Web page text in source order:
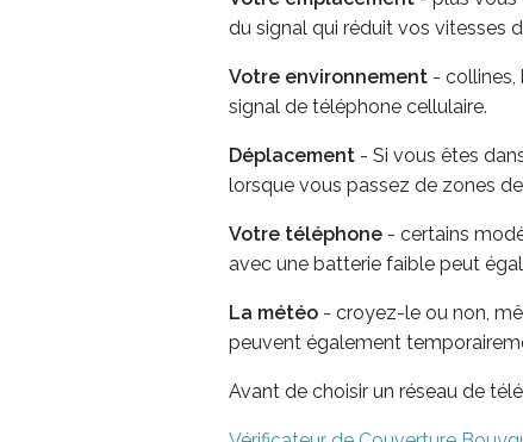
du signal qui réduit vos vitesses
Votre environnement - collines,
signal de téléphone cellulaire.
Déplacement - Si vous êtes
lorsque vous passez de zones
Votre téléphone - certains
avec une batterie faible peut
La météo - croyez-le ou non,
peuvent également
Avant de choisir un réseau de